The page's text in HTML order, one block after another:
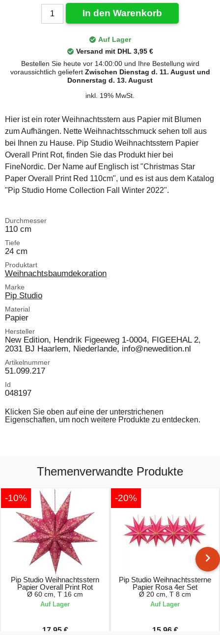
In den Warenkorb
Auf Lager
Versand mit DHL 3,95 €
Bestellen Sie heute vor 14:00:00 und Ihre Bestellung wird
voraussichtlich geliefert Zwischen Dienstag d. 11. August und
Donnerstag d. 13. August
inkl. 19% MwSt.
Hier ist ein roter Weihnachtsstern aus Papier mit Blumen
zum Aufhängen. Nette Weihnachtsschmuck sehen toll aus
bei Ihnen zu Hause. Pip Studio Weihnachtsstern Papier
Overall Print Rot, finden Sie das Produkt hier bei
FineNordic. Der Name auf Englisch ist "Christmas Star
Paper Overall Print Red 110cm", und es ist aus dem Katalog
"Pip Studio Home Collection Fall Winter 2022".
Durchmesser
110 cm
Tiefe
24 cm
Produktart
Weihnachtsbaumdekoration
Marke
Pip Studio
Material
Papier
Hersteller
New Edition, Hendrik Figeeweg 1-0004, FIGEEHAL 2,
2031 BJ Haarlem, Niederlande, info@newedition.nl
Artikelnummer
51.099.217
Id
048197
Klicken Sie oben auf eine der unterstrichenen
Eigenschaften, um noch weitere Produkte zu entdecken.
Themenverwandte Produkte
-10%
Pip Studio Weihnachtsstern
Papier Overall Print Rot
Ø 60 cm, T 16 cm
Auf Lager
17,95 €
-20%
Pip Studio Weihnachtssterne
Papier Rosa 4er Set
Ø 20 cm, T 8 cm
Auf Lager
15,96 €